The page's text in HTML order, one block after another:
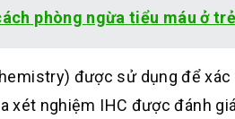
phòng ngừa tiểu máu ở
được sử dụng để
xét nghiệm IHC được đánh